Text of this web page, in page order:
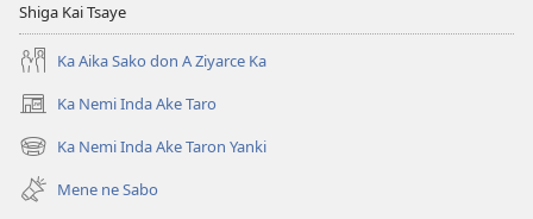
Shiga Kai Tsaye
Ka Aika Sako don A Ziyarce Ka
Ka Nemi Inda Ake Taro
(opens
new
window)
Ka Nemi Inda Ake Taron Yanki
(opens
new
window)
Mene ne Sabo